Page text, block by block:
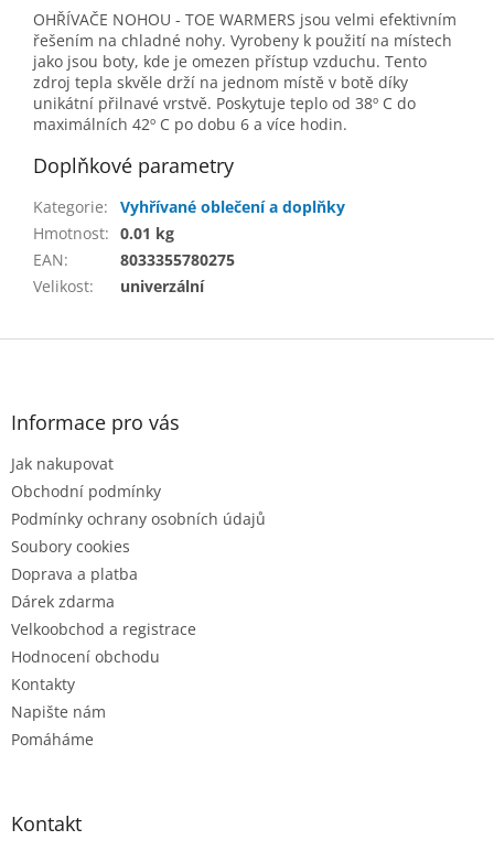
OHŘÍVAČE NOHOU - TOE WARMERS jsou velmi efektivním
řešením na chladné nohy. Vyrobeny k použití na místech
jako jsou boty, kde je omezen přístup vzduchu. Tento
zdroj tepla skvěle drží na jednom místě v botě díky
unikátní přilnavé vrstvě. Poskytuje teplo od 38º C do
maximálních 42º C po dobu 6 a více hodin.
Doplňkové parametry
Kategorie:
Vyhřívané oblečení a doplňky
Hmotnost: 0.01 kg
EAN:
8033355780275
Velikost: univerzální
Z
Informace pro vás
Jak nakupovat
Obchodní podmínky
Podmínky ochrany osobních údajů
Soubory cookies
Doprava a platba
Dárek zdarma
Velkoobchod a registrace
Hodnocení obchodu
Kontakty
Napište nám
Pomáháme
Kontakt